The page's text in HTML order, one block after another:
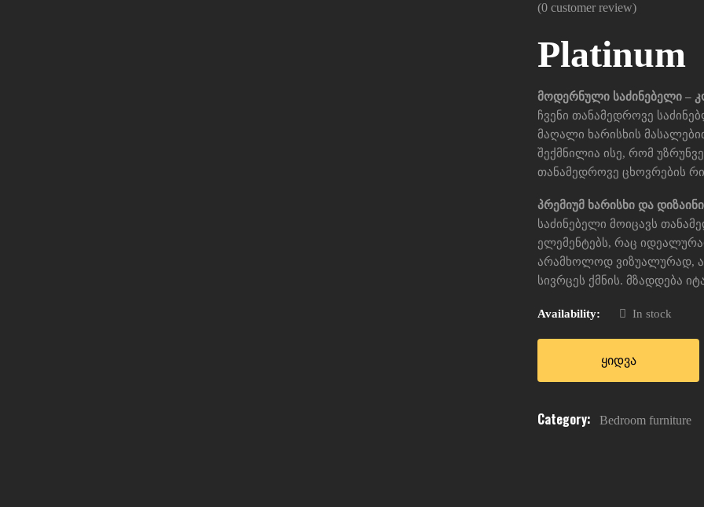
(0 customer review)
Platinum
მოდერნული საძინებელი –
ჩვენი თანამედროვე
მაღალი ხარისხის
შექმნილია ისე, რომ
თანამედროვე ცხოვრების
პრემიუმ ხარისხი და დიზაინი
საძინებელი მოიცავს
ელემენტებს, რაც
არამხოლოდ ვიზუალურად,
სივრცეს ქმნის. მზადდება
Availability: In stock
ყიდვა
Category: Bedroom furniture